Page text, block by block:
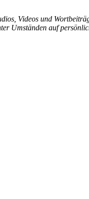
Videos und
Umständen auf